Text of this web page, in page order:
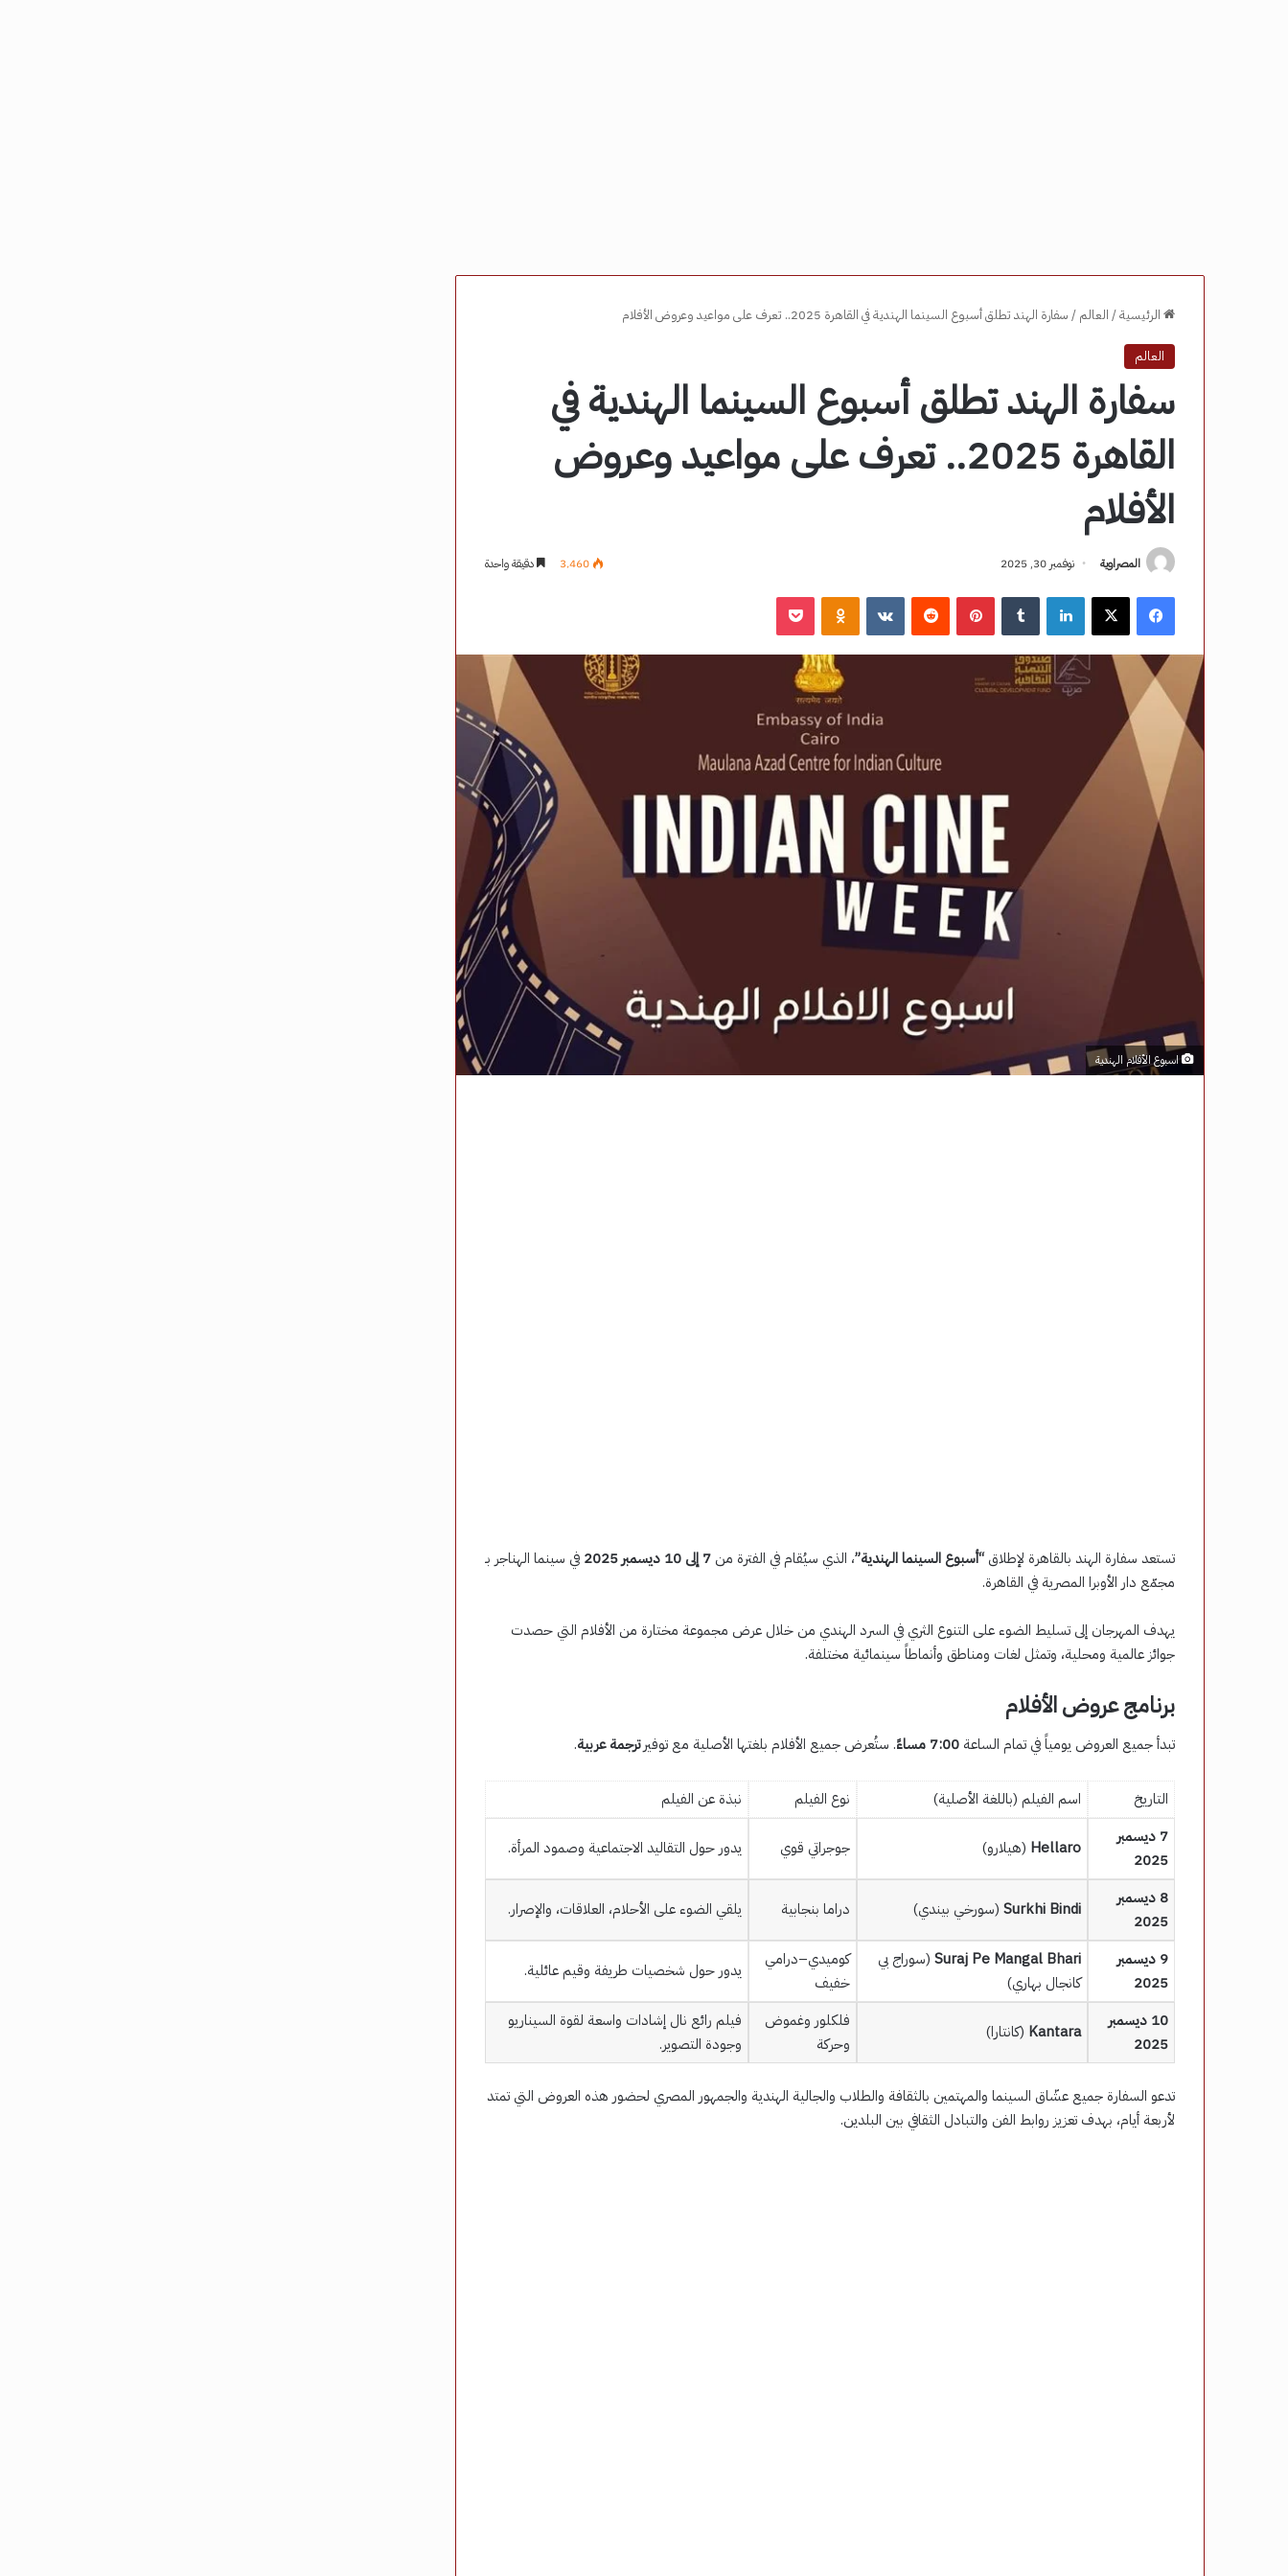
الرئيسية/ العالم / سفارة الهند تطلق أسبوع السينما الهندية في القاهرة 2025.. تعرف على مواعيد وعروض الأفلام
العالم
سفارة الهند تطلق أسبوع السينما الهندية في
القاهرة 2025.. تعرف على مواعيد وعروض
الأفلام
المصراوية نوفمبر 30, 2025 3٬460 دقيقة واحدة
فيسبوك ‫X لينكدإن بينتيريست ‏VKontakte
اسبوع الأفلام الهندية
تستعد سفارة الهند بالقاهرة لإطلاق“أسبوع السينما الهندية”، الذي سيُقام في الفترة من 7 إلى 10 ديسمبر 2025
في سينما الهناجر بـ
مجمّع دار الأوبرا المصرية في القاهرة.
يهدف المهرجان إلى تسليط الضوء على التنوع الثري في السرد الهندي من خلال عرض مجموعة مختارة من الأفلام التي حصدت
جوائز عالمية ومحلية، وتمثل لغات ومناطق وأنماطاً سينمائية مختلفة.
برنامج عروض الأفلام
تبدأ جميع العروض يومياً في تمام الساعة 7:00 مساءً . ستُعرض جميع الأفلام بلغتها الأصلية مع توفيرترجمة عربية.
التاريخ اسم الفيلم (باللغة الأصلية) نوع الفيلم
نبذة عن الفيلم
7 ديسمبر
2025
Hellaro (هيلارو) جوجراتي قوي يدور حول التقاليد الاجتماعية وصمود المرأة.
8 ديسمبر
2025
Surkhi Bindi (سورخي بيندي) دراما بنجابية يلقي الضوء على الأحلام، العلاقات، والإصرار.
9 ديسمبر
2025
Suraj Pe Mangal Bhari (سوراج بي
كانجال بهاري)
كوميدي–درامي
خفيف
يدور حول شخصيات طريفة وقيم عائلية.
10 ديسمبر
2025
Kantara (كانتارا)
فلكلور وغموض
وحركة
فيلم رائع نال إشادات واسعة لقوة السيناريو
وجودة التصوير.
تدعو السفارة جميع عشّاق السينما والمهتمين بالثقافة والطلاب والجالية الهندية والجمهور المصري لحضور هذه العروض التي تمتد
لأربعة أيام، بهدف تعزيز روابط الفن والتبادل الثقافي بين البلدين.